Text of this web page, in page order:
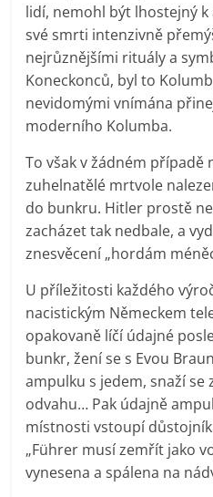
lidí, nemohl být lhostejný k
své smrti intenzivně
nejrůznějšími rituály a
Koneckonců, byl to
nevidomými vnímána
moderního Kolumba.
To však v žádném případě
zuhelnatělé mrtvole
do bunkru. Hitler prostě
zacházet tak nedbale, a
znesvěcení „hordám
U příležitosti každého
nacistickým Německem
opakovaně líčí údajné
bunkr, žení se s Evou
ampulku s jedem, snaží se
odvahu… Pak údajně
místnosti vstoupí
„Führer musí zemřít jako
vynesena a spálena na